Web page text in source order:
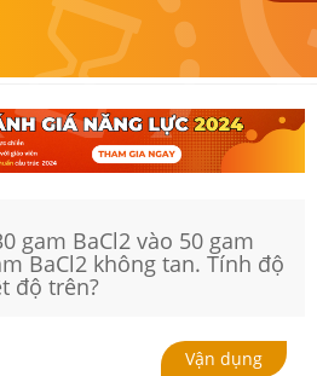
gam BaCl2 vào 50 gam
BaCl2 không tan. Tính độ
độ trên?
Vận dụng